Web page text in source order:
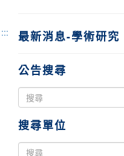
::: 最新消息-學術研究
公告搜尋
搜尋單位